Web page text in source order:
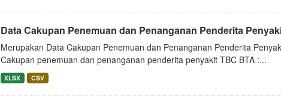
Data Cakupan Penemuan dan Penanganan Penderita
Merupakan Data Cakupan Penemuan dan Penanganan Penderita
Cakupan penemuan dan penanganan penderita penyakit TBC BTA :...
XLSX CSV